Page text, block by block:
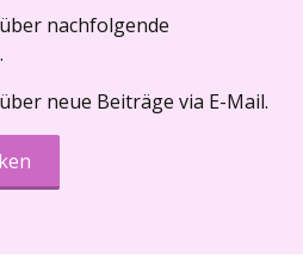
nachfolgende
neue Beiträge via E-Mail.